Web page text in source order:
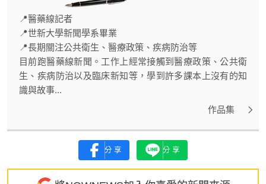
📍醫藥線記者
📍世新大學新聞學系畢業
📍長期關注公共衛生、醫療政策、疾病防治等
目前跑醫藥線新聞。工作上經常接觸到醫療政策、公共衛
生、疾病防治以及臨床新知等，學到許多課本上沒有的知
識與故事...
作品集
分享 分享